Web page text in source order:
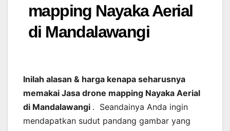
mapping Nayaka Aerial
di Mandalawangi
Inilah alasan & harga kenapa seharusnya
memakai Jasa drone mapping Nayaka Aerial
di Mandalawangi . Seandainya Anda ingin
mendapatkan sudut pandang gambar yang